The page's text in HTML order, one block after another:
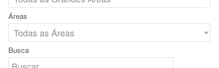
Áreas
Busca